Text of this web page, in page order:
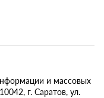
и массовых
г. Саратов, ул.